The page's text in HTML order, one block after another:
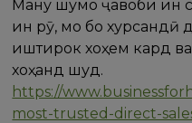
Ману шумо ҷавоби ин
ин рӯ, мо бо хурсандӣ
иштирок хоҳем кард
хоҳанд шуд.
https://
most-trusted-direct-